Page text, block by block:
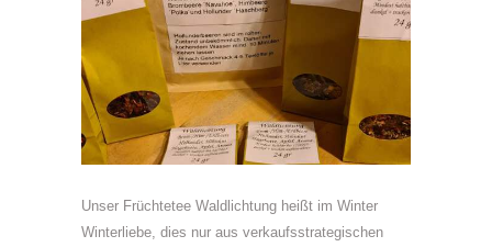
Unser Früchtetee Waldlichtung heißt im Winter
Winterliebe, dies nur aus verkaufsstrategischen